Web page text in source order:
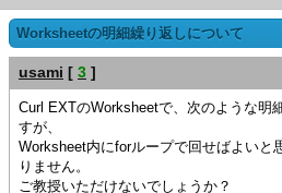
Worksheetの明細繰り返しについて
usami [ 3 ]
Curl EXTのWorksheetで、次のような明
すが、
Worksheet内にforループで回せばよいと
りません。
ご教授いただけないでしょうか？